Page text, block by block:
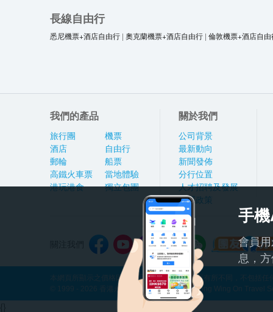
長線自由行
悉尼機票+酒店自由行 | 奧克蘭機票+酒店自由行 | 倫敦機票+酒店自由
我們的產品
旅行團
酒店
郵輪
高鐵火車票
港玩港食
機票
自由行
船票
當地體驗
獨立包團
關於我們
公司背景
最新動向
新聞發佈
分行位置
人才招聘及發展
私隱政策
本網頁所顯示之價格因應產品種類及出發日期而有所不同，不包括
© 1999 - 2026 香港永安旅遊有限公司 Hong Kong Wing On Travel
手
會員
息，